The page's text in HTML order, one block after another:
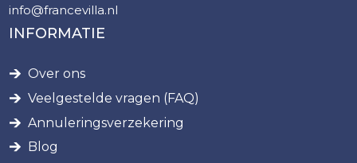
info@francevilla.nl
INFORMATIE
Over ons
Veelgestelde vragen (FAQ)
Annuleringsverzekering
Blog